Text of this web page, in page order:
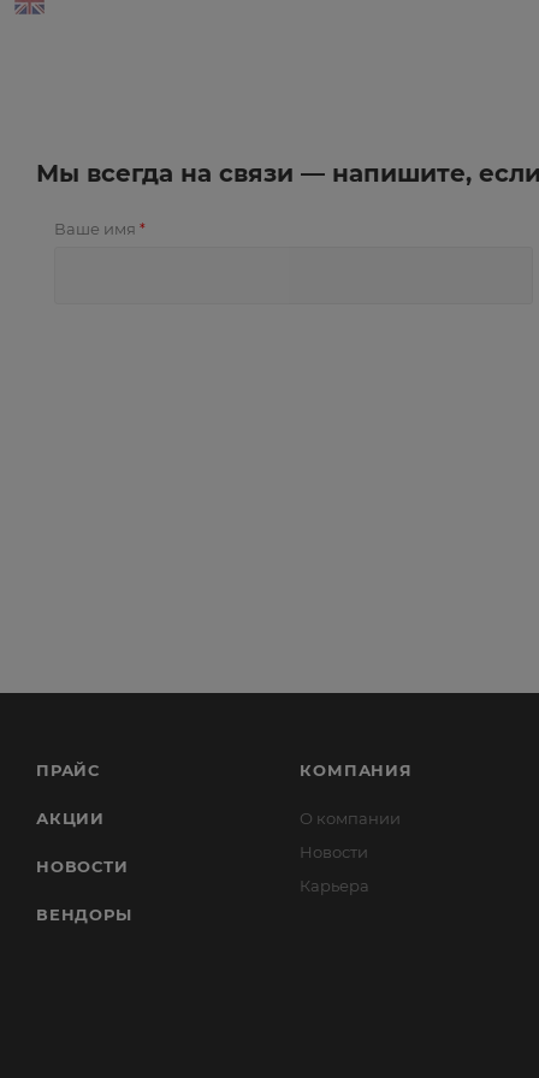
Мы всегда на связи — напишите,
Ваше имя*
ПРАЙС
АКЦИИ
НОВОСТИ
ВЕНДОРЫ
КОМПАНИЯ
О компании
Новости
Карьера